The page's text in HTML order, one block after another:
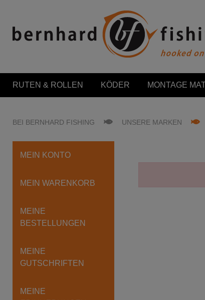
RUTEN & ROLLEN KÖDER MONTAGE
BEI BERNHARD FISHING UNSERE MARKEN
MEIN KONTO
MEIN WARENKORB
MEINE
BESTELLUNGEN
MEINE
GUTSCHRIFTEN
MEINE